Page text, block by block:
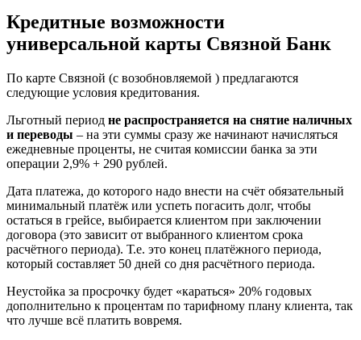
Кредитные возможности
универсальной карты Связной Банк
По карте Связной (с возобновляемой ) предлагаются
следующие условия кредитования.
Льготный период не распространяется на снятие наличных
и переводы – на эти суммы сразу же начинают начисляться
ежедневные проценты, не считая комиссии банка за эти
операции 2,9% + 290 рублей.
Дата платежа, до которого надо внести на счёт обязательный
минимальный платёж или успеть погасить долг, чтобы
остаться в грейсе, выбирается клиентом при заключении
договора (это зависит от выбранного клиентом срока
расчётного периода). Т.е. это конец платёжного периода,
который составляет 50 дней со дня расчётного периода.
Неустойка за просрочку будет «караться» 20% годовых
дополнительно к процентам по тарифному плану клиента, так
что лучше всё платить вовремя.